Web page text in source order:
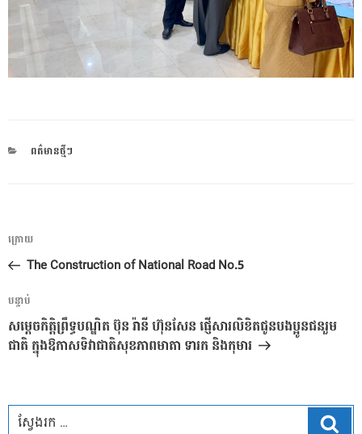
CATEGORIES
ពត៌មានថ្មីៗ
ការ​
នាំទិស​
ប្រកាស
អត្ថបទ
មុន
ក្រោយ
The Construction of National Road No.5
អត្ថបទ
បន្ទាប់
បន្ទាប់
សម្តេចកិត្តិព្រឹទ្ធបណ្ឌិត ប៊ុន រ៉ានី ហ៊ុនសែន ផ្ញើសារលិខិតជូនបងប្អូនជនរួម
ជាតិ ក្នុងឱកាសទិវាជាតិសុខភាពមាតា ទារក និងកុមារ